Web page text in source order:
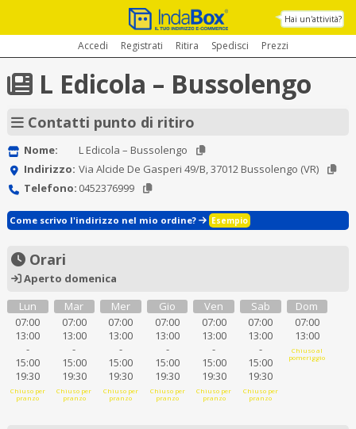
Hai un'attività?
Accedi Registrati Ritira Spedisci Prezzi
L Edicola – Bussolengo
Contatti punto di ritiro
Nome:
L Edicola – Bussolengo
Indirizzo: Via Alcide De Gasperi 49/B, 37012 Bussolengo (VR)
Telefono: 0452376999
Come scrivo l'indirizzo nel mio ordine? Esempio
Orari
Aperto domenica
Lun
07:00
13:00
-
15:00
19:30
Chiuso per
pranzo
Mar
07:00
13:00
-
15:00
19:30
Chiuso per
pranzo
Mer
07:00
13:00
-
15:00
19:30
Chiuso per
pranzo
Gio
07:00
13:00
-
15:00
19:30
Chiuso per
pranzo
Ven
07:00
13:00
-
15:00
19:30
Chiuso per
pranzo
Sab
07:00
13:00
-
15:00
19:30
Chiuso per
pranzo
Dom
07:00
13:00
Chiuso al
pomeriggio